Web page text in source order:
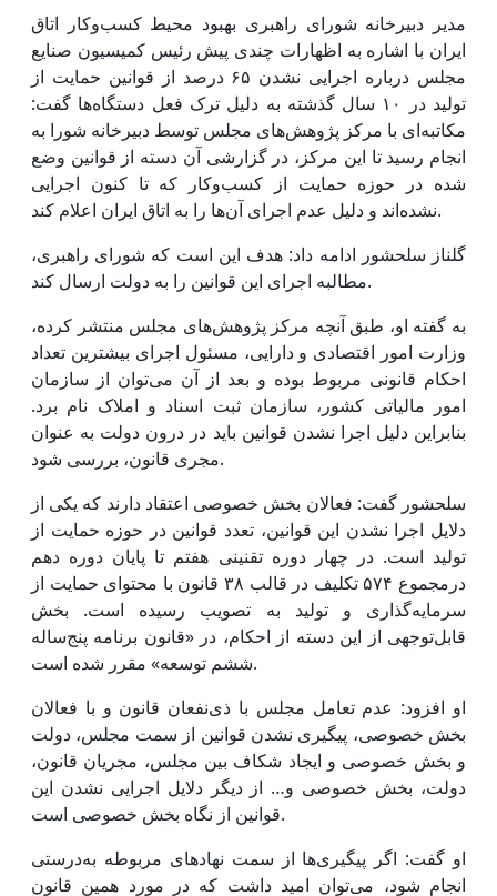
مدیر دبیرخانه شورای راهبری بهبود محیط کسب‌وکار اتاق
ایران با اشاره به اظهارات چندی پیش رئیس کمیسیون صنایع
مجلس درباره اجرایی نشدن ۶۵ درصد از قوانین حمایت از
تولید در ۱۰ سال گذشته به دلیل ترک فعل دستگاه‌ها گفت:
مکاتبه‌ای با مرکز پژوهش‌های مجلس توسط دبیرخانه شورا به
انجام رسید تا این مرکز، در گزارشی آن دسته از قوانین وضع
شده در حوزه حمایت از کسب‌وکار که تا کنون اجرایی
نشده‌اند و دلیل عدم اجرای آن‌ها را به اتاق ایران اعلام کند.
گلناز سلحشور ادامه داد: هدف این است که شورای راهبری،
مطالبه اجرای این قوانین را به دولت ارسال کند.
به گفته او، طبق آنچه مرکز پژوهش‌های مجلس منتشر کرده،
وزارت امور اقتصادی و دارایی، مسئول اجرای بیشترین تعداد
احکام قانونی مربوط بوده و بعد از آن می‌توان از سازمان
امور مالیاتی کشور، سازمان ثبت اسناد و املاک نام برد.
بنابراین دلیل اجرا نشدن قوانین باید در درون دولت به عنوان
مجری قانون، بررسی شود.
سلحشور گفت: فعالان بخش خصوصی اعتقاد دارند که یکی از
دلایل اجرا نشدن این قوانین، تعدد قوانین در حوزه حمایت از
تولید است. در چهار دوره تقنینی هفتم تا پایان دوره دهم
درمجموع ۵۷۴ تکلیف در قالب ۳۸ قانون با محتوای حمایت از
سرمایه‌گذاری و تولید به تصویب رسیده است. بخش
قابل‌توجهی از این دسته از احکام، در «قانون برنامه پنج‌ساله
ششم توسعه» مقرر شده است.
او افزود: عدم تعامل مجلس با ذی‌نفعان قانون و با فعالان
بخش خصوصی، پیگیری نشدن قوانین از سمت مجلس، دولت
و بخش خصوصی و ایجاد شکاف بین مجلس، مجریان قانون،
دولت، بخش خصوصی و… از دیگر دلایل اجرایی نشدن این
قوانین از نگاه بخش خصوصی است.
او گفت: اگر پیگیری‌ها از سمت نهادهای مربوطه به‌درستی
انجام شود، می‌توان امید داشت که در مورد همین قانون